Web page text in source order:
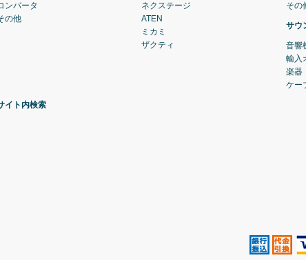
ンバータ
の他
ネクステージ
ATEN
ミカミ
ザクティ
その
サウ
音響
輸入
楽器
ケー
イト内検索